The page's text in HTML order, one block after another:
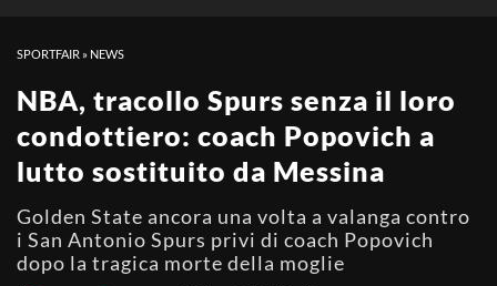
SPORTFAIR » NEWS
NBA, tracollo Spurs senza il loro
condottiero: coach Popovich a
lutto sostituito da Messina
Golden State ancora una volta a valanga contro
i San Antonio Spurs privi di coach Popovich
dopo la tragica morte della moglie